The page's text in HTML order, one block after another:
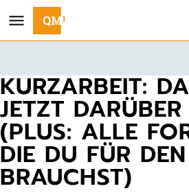
KURZARBEIT:
JETZT
(PLUS: ALLE
DIE DU FÜR
BRAUCHST)